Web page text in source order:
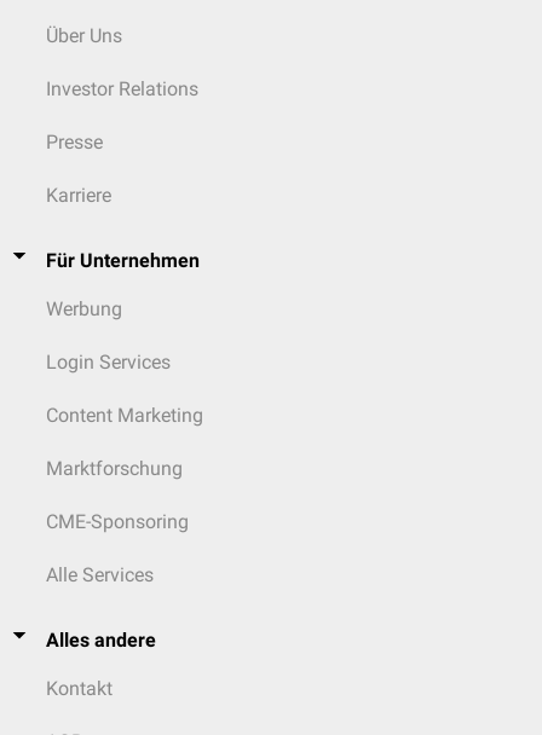
Über Uns
Investor Relations
Presse
Karriere
Für Unternehmen
Werbung
Login Services
Content Marketing
Marktforschung
CME-Sponsoring
Alle Services
Alles andere
Kontakt